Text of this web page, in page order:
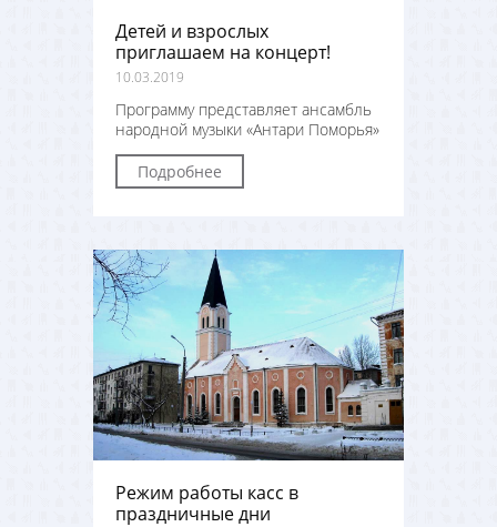
Детей и взрослых
приглашаем на концерт!
10.03.2019
Программу представляет ансамбль
народной музыки «Антари Поморья»
Подробнее
Режим работы касс в
праздничные дни